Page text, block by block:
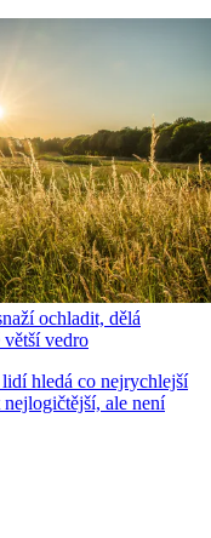
ochladit, dělá
vedro
hledá co nejrychlejší
nejlogičtější, ale není